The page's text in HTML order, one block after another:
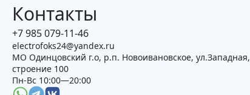
Контакты
+7 985 079-11-46
electrofoks24@yandex.ru
МО Одинцовский г.о, р.п. Новоивановское, ул.Западная,
строение 100
Пн-Вс 10:00—20:00